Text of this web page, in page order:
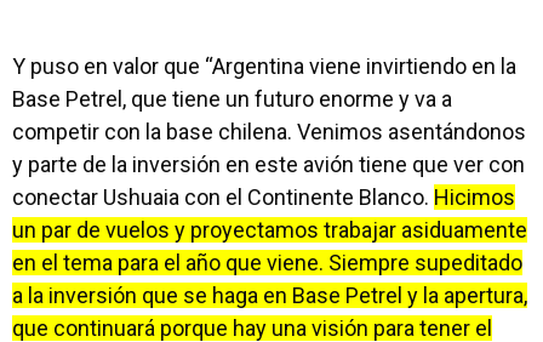
Y puso en valor que “Argentina viene invirtiendo en la
Base Petrel, que tiene un futuro enorme y va a
competir con la base chilena. Venimos asentándonos
y parte de la inversión en este avión tiene que ver con
conectar Ushuaia con el Continente Blanco. Hicimos
un par de vuelos y proyectamos trabajar asiduamente
en el tema para el año que viene. Siempre supeditado
a la inversión que se haga en Base Petrel y la apertura,
que continuará porque hay una visión para tener el